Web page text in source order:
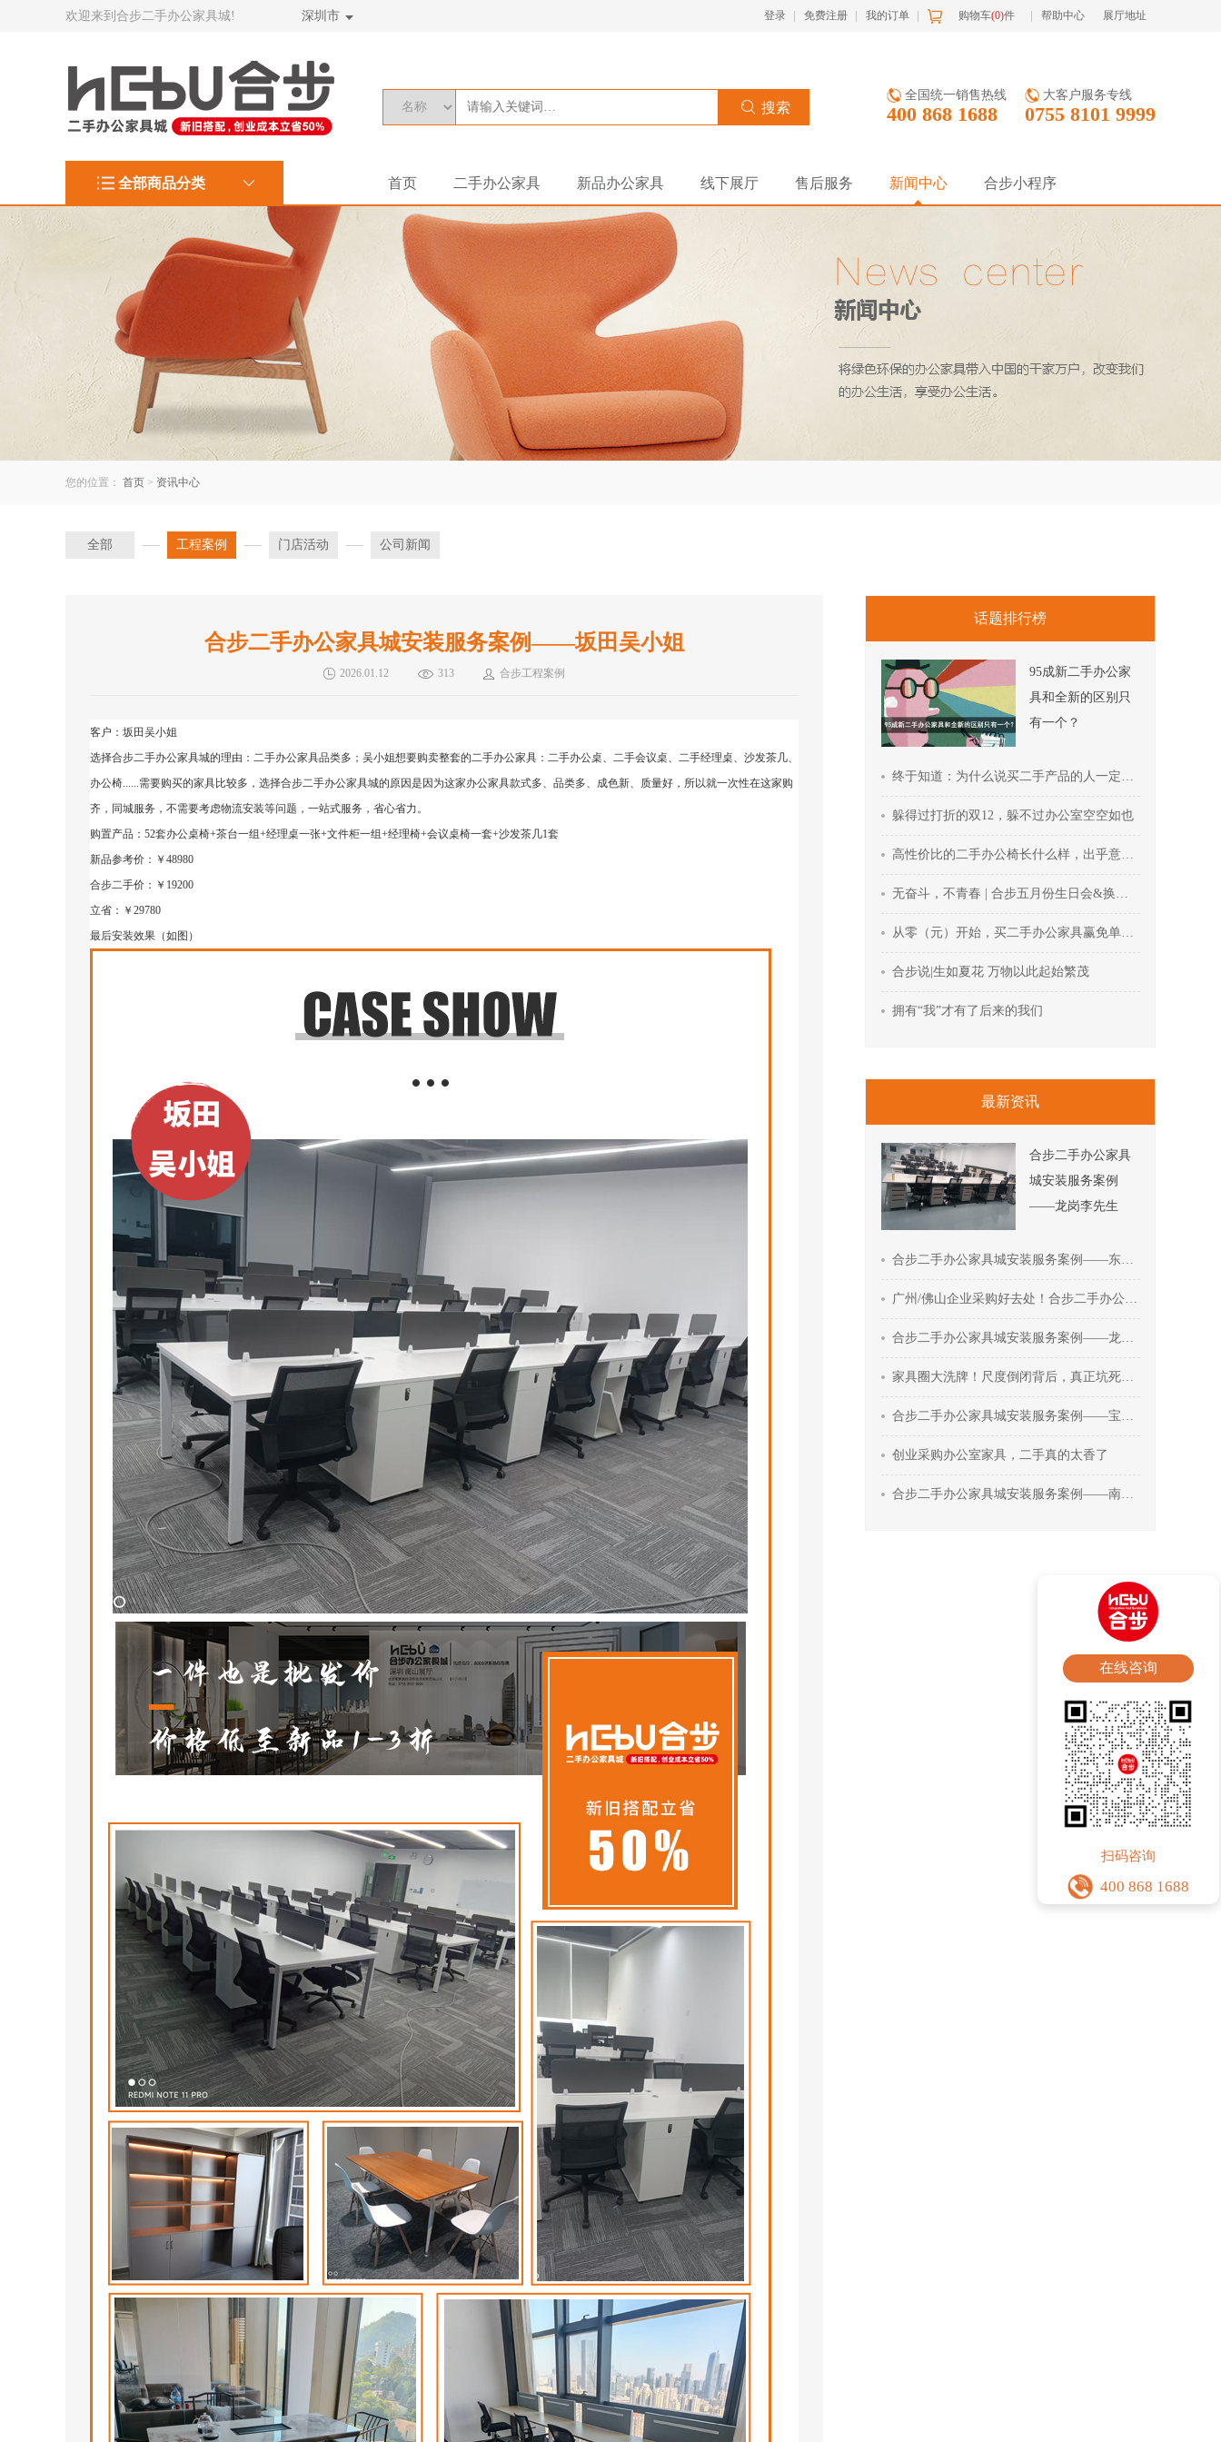
在线咨询
扫码咨询
400 868 1688
欢迎来到合步二手办公家具城! 深圳市 展厅地址
帮助中心
购物车(0)件
我的订单
免费注册
登录
全国统一销售热线
400 868 1688
大客户服务专线
0755 8101 9999
全部商品分类 首页 二手办公家具 新品办公家具 线下展厅 售后服务 新闻中心 合步小程序
您的位置： 首页 > 资讯中心
全部 工程案例 门店活动 公司新闻
合步二手办公家具城安装服务案例——坂田吴小姐
2026.01.12 313 合步工程案例
客户：坂田吴小姐
选择合步二手办公家具城的理由：二手办公家具品类多； 吴小姐想要购卖整套的二手办公家具：二手办公桌、二手会议桌、二手经理桌、沙发茶几、
办公椅......需要购买的家具比较多，选择合步二手办公家具城的原因是因为这家办公家具款式多、品类多、成色新、质量好，所以就一次性在这家购
齐，同城服务，不需要考虑物流安装等问题，一站式服务，省心省力。
购置产品：52套办公桌椅+茶台一组+经理桌一张+文件柜一组+经理椅+会议桌椅一套+沙发茶几1套
新品参考价：￥48980
合步二手价：￥19200
立省：￥29780
最后安装效果（如图）
话题排行榜
95成新二手办公家
具和全新的区别只
有一个？
终于知道：为什么说买二手产品的人一定会越来越多！
躲得过打折的双12，躲不过办公室空空如也
高性价比的二手办公椅长什么样，出乎意料的惊喜
无奋斗，不青春 | 合步五月份生日会&换带仪式回顾
从零（元）开始，买二手办公家具赢免单机会
合步说|生如夏花 万物以此起始繁茂
拥有“我”才有了后来的我们
最新资讯
合步二手办公家具
城安装服务案例
——龙岗李先生
合步二手办公家具城安装服务案例——东莞戴先生
广州/佛山企业采购好去处！合步二手办公家具市场，一站式配齐
合步二手办公家具城安装服务案例——龙华张总
家具圈大洗牌！尺度倒闭背后，真正坑死实体老板的3个真相
合步二手办公家具城安装服务案例——宝安雷总
创业采购办公室家具，二手真的太香了
合步二手办公家具城安装服务案例——南山关先生